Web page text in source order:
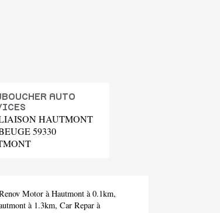
AUTO
HAUTMONT
59330
Motor à Hautmont à 0.1km,
à 1.3km, Car Repar à